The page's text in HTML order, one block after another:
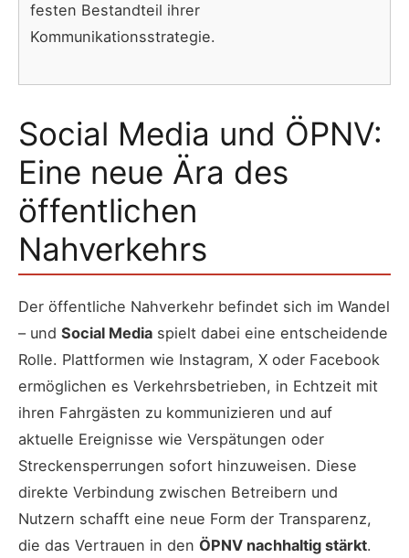
festen Bestandteil ihrer
Kommunikationsstrategie.
Social Media und ÖPNV:
Eine neue Ära des
öffentlichen
Nahverkehrs
Der öffentliche Nahverkehr befindet sich im Wandel
– und Social Media spielt dabei eine entscheidende
Rolle. Plattformen wie Instagram, X oder Facebook
ermöglichen es Verkehrsbetrieben, in Echtzeit mit
ihren Fahrgästen zu kommunizieren und auf
aktuelle Ereignisse wie Verspätungen oder
Streckensperrungen sofort hinzuweisen. Diese
direkte Verbindung zwischen Betreibern und
Nutzern schafft eine neue Form der Transparenz,
die das Vertrauen in den ÖPNV nachhaltig stärkt.